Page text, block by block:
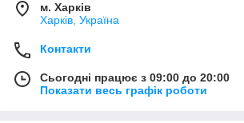
м. Харків
Харків, Україна
Контакти
Сьогодні працює з 09:00 до 20:00
Показати весь графік роботи